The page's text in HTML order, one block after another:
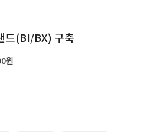
드(BI/BX) 구축
원